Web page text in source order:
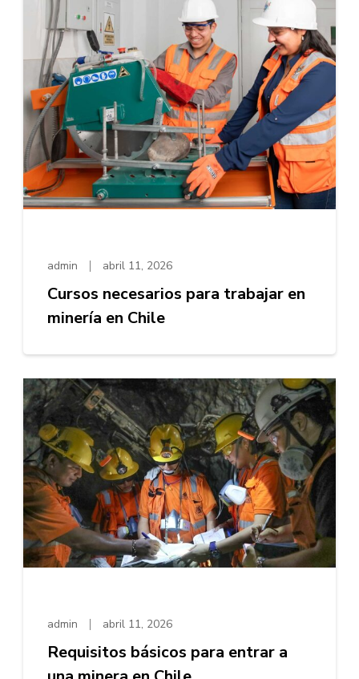
admin abril 11, 2026
Cursos necesarios para trabajar en
minería en Chile
admin abril 11, 2026
Requisitos básicos para entrar a